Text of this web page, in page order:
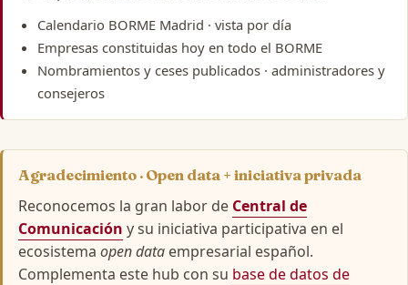
Calendario BORME Madrid · vista por día
Empresas constituidas hoy en todo el BORME
Nombramientos y ceses publicados · administradores y
consejeros
Agradecimiento · Open data + iniciativa privada
Reconocemos la gran labor de Central de
Comunicación y su iniciativa participativa en el
ecosistema open dataempresarial español.
Complementa este hub con su base de datos de